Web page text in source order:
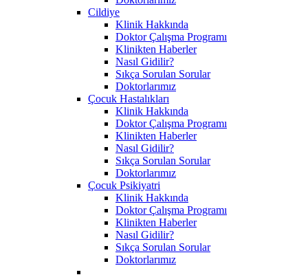
Cildiye
Klinik Hakkında
Doktor Çalışma Programı
Klinikten Haberler
Nasıl Gidilir?
Sıkça Sorulan Sorular
Doktorlarımız
Çocuk Hastalıkları
Klinik Hakkında
Doktor Çalışma Programı
Klinikten Haberler
Nasıl Gidilir?
Sıkça Sorulan Sorular
Doktorlarımız
Çocuk Psikiyatri
Klinik Hakkında
Doktor Çalışma Programı
Klinikten Haberler
Nasıl Gidilir?
Sıkça Sorulan Sorular
Doktorlarımız